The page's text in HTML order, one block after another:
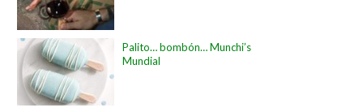
Palito… bombón… Munchi’s
Mundial